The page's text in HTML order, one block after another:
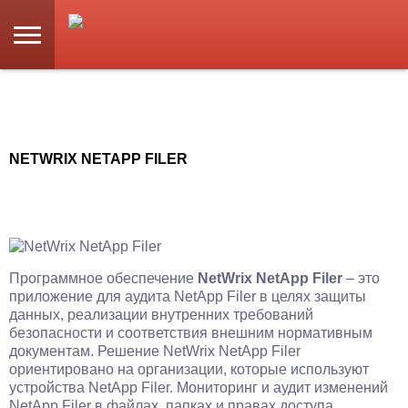
NETWRIX NETAPP FILER
Программное обеспечение NetWrix NetApp Filer – это
приложение для аудита NetApp Filer в целях защиты
данных, реализации внутренних требований
безопасности и соответствия внешним нормативным
документам. Решение NetWrix NetApp Filer
ориентировано на организации, которые используют
устройства NetApp Filer. Мониторинг и аудит изменений